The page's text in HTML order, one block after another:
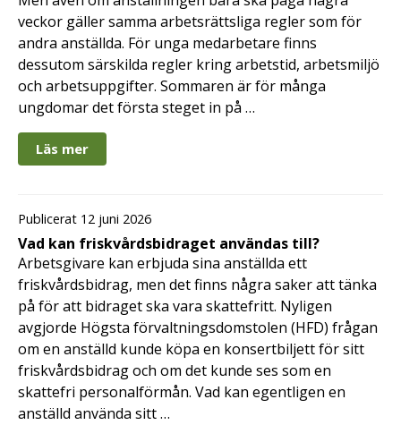
veckor gäller samma arbetsrättsliga regler som för
andra anställda. För unga medarbetare finns
dessutom särskilda regler kring arbetstid, arbetsmiljö
och arbetsuppgifter. Sommaren är för många
ungdomar det första steget in på …
Läs mer
Publicerat 12 juni 2026
Vad kan friskvårdsbidraget användas till?
Arbetsgivare kan erbjuda sina anställda ett
friskvårdsbidrag, men det finns några saker att tänka
på för att bidraget ska vara skattefritt. Nyligen
avgjorde Högsta förvaltningsdomstolen (HFD) frågan
om en anställd kunde köpa en konsertbiljett för sitt
friskvårdsbidrag och om det kunde ses som en
skattefri personalförmån. Vad kan egentligen en
anställd använda sitt …